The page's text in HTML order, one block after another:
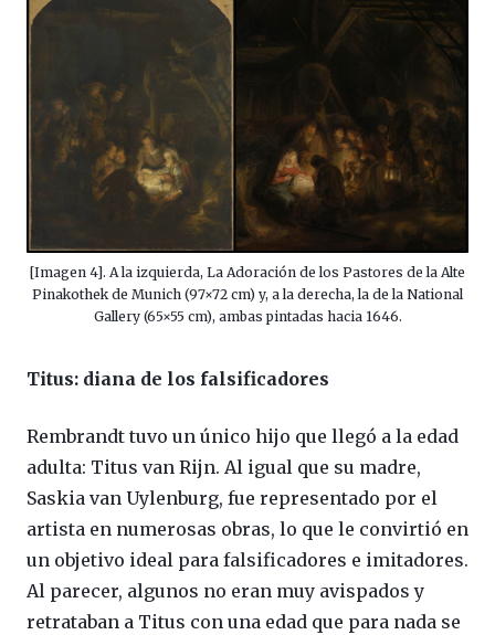
[Imagen 4]. A la izquierda, La Adoración de los Pastores de la Alte
Pinakothek de Munich (97×72 cm) y, a la derecha, la de la National
Gallery (65×55 cm), ambas pintadas hacia 1646.
Titus: diana de los falsificadores
Rembrandt tuvo un único hijo que llegó a la edad
adulta: Titus van Rijn. Al igual que su madre,
Saskia van Uylenburg, fue representado por el
artista en numerosas obras, lo que le convirtió en
un objetivo ideal para falsificadores e imitadores.
Al parecer, algunos no eran muy avispados y
retrataban a Titus con una edad que para nada se